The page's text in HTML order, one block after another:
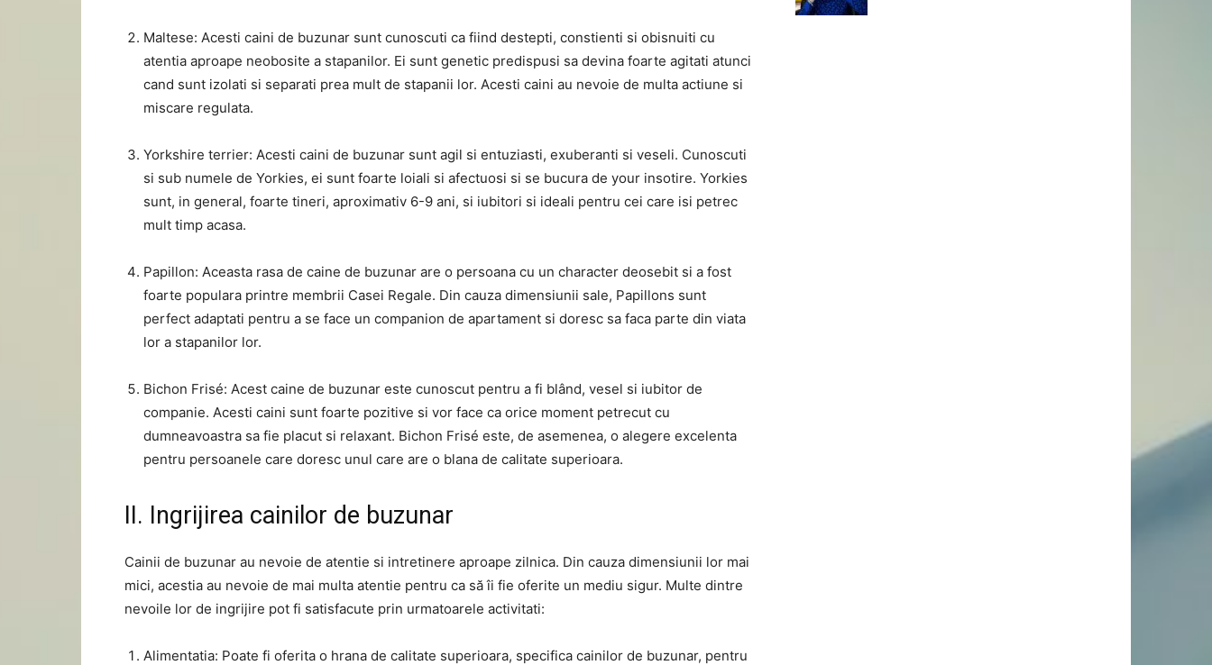
Maltese: Acesti caini de buzunar sunt cunoscuti ca fiind destepti, constienti si obisnuiti cu
atentia aproape neobosite a stapanilor. Ei sunt genetic predispusi sa devina foarte agitati atunci
cand sunt izolati si separati prea mult de stapanii lor. Acesti caini au nevoie de multa actiune si
miscare regulata.
Yorkshire terrier: Acesti caini de buzunar sunt agil si entuziasti, exuberanti si veseli. Cunoscuti
si sub numele de Yorkies, ei sunt foarte loiali si afectuosi si se bucura de your insotire. Yorkies
sunt, in general, foarte tineri, aproximativ 6-9 ani, si iubitori si ideali pentru cei care isi petrec
mult timp acasa.
Papillon: Aceasta rasa de caine de buzunar are o persoana cu un character deosebit si a fost
foarte populara printre membrii Casei Regale. Din cauza dimensiunii sale, Papillons sunt
perfect adaptati pentru a se face un companion de apartament si doresc sa faca parte din viata
lor a stapanilor lor.
Bichon Frisé: Acest caine de buzunar este cunoscut pentru a fi blând, vesel si iubitor de
companie. Acesti caini sunt foarte pozitive si vor face ca orice moment petrecut cu
dumneavoastra sa fie placut si relaxant. Bichon Frisé este, de asemenea, o alegere excelenta
pentru persoanele care doresc unul care are o blana de calitate superioara.
II. Ingrijirea cainilor de buzunar
Cainii de buzunar au nevoie de atentie si intretinere aproape zilnica. Din cauza dimensiunii lor mai
mici, acestia au nevoie de mai multa atentie pentru ca să îi fie oferite un mediu sigur. Multe dintre
nevoile lor de ingrijire pot fi satisfacute prin urmatoarele activitati:
Alimentatia: Poate fi oferita o hrana de calitate superioara, specifica cainilor de buzunar, pentru